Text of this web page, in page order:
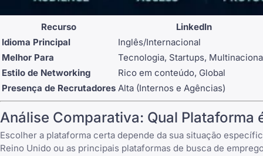
Recurso
LinkedIn
Idioma Principal
Inglês/Internacional
Melhor Para
Tecnologia, Startups,
Estilo de Networking
Rico em conteúdo, Global
Presença de Recrutadores Alta (Internos e Agências)
Análise Comparativa: Qual Plataforma
Escolher a plataforma certa depende da sua situação
Reino Unido ou as principais plataformas de busca de